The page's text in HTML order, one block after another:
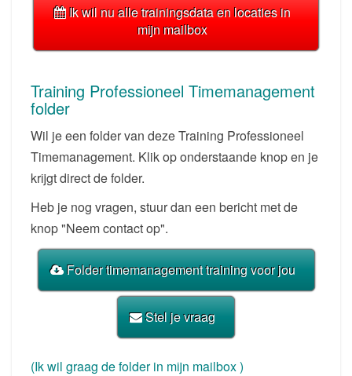
Ik wil nu alle trainingsdata en locaties in
mijn mailbox
Training Professioneel Timemanagement
folder
Wil je een folder van deze Training Professioneel
Timemanagement. Klik op onderstaande knop en je
krijgt direct de folder.
Heb je nog vragen, stuur dan een bericht met de
knop "Neem contact op".
Folder timemanagement training voor jou
Stel je vraag
(Ik wil graag de folder in mijn mailbox )